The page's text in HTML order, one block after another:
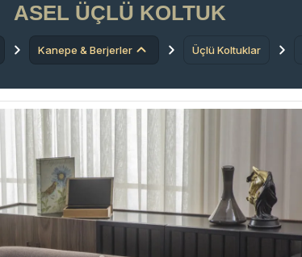
ASEL ÜÇLÜ KOLTUK
Kanepe & Berjerler Üçlü Koltuklar